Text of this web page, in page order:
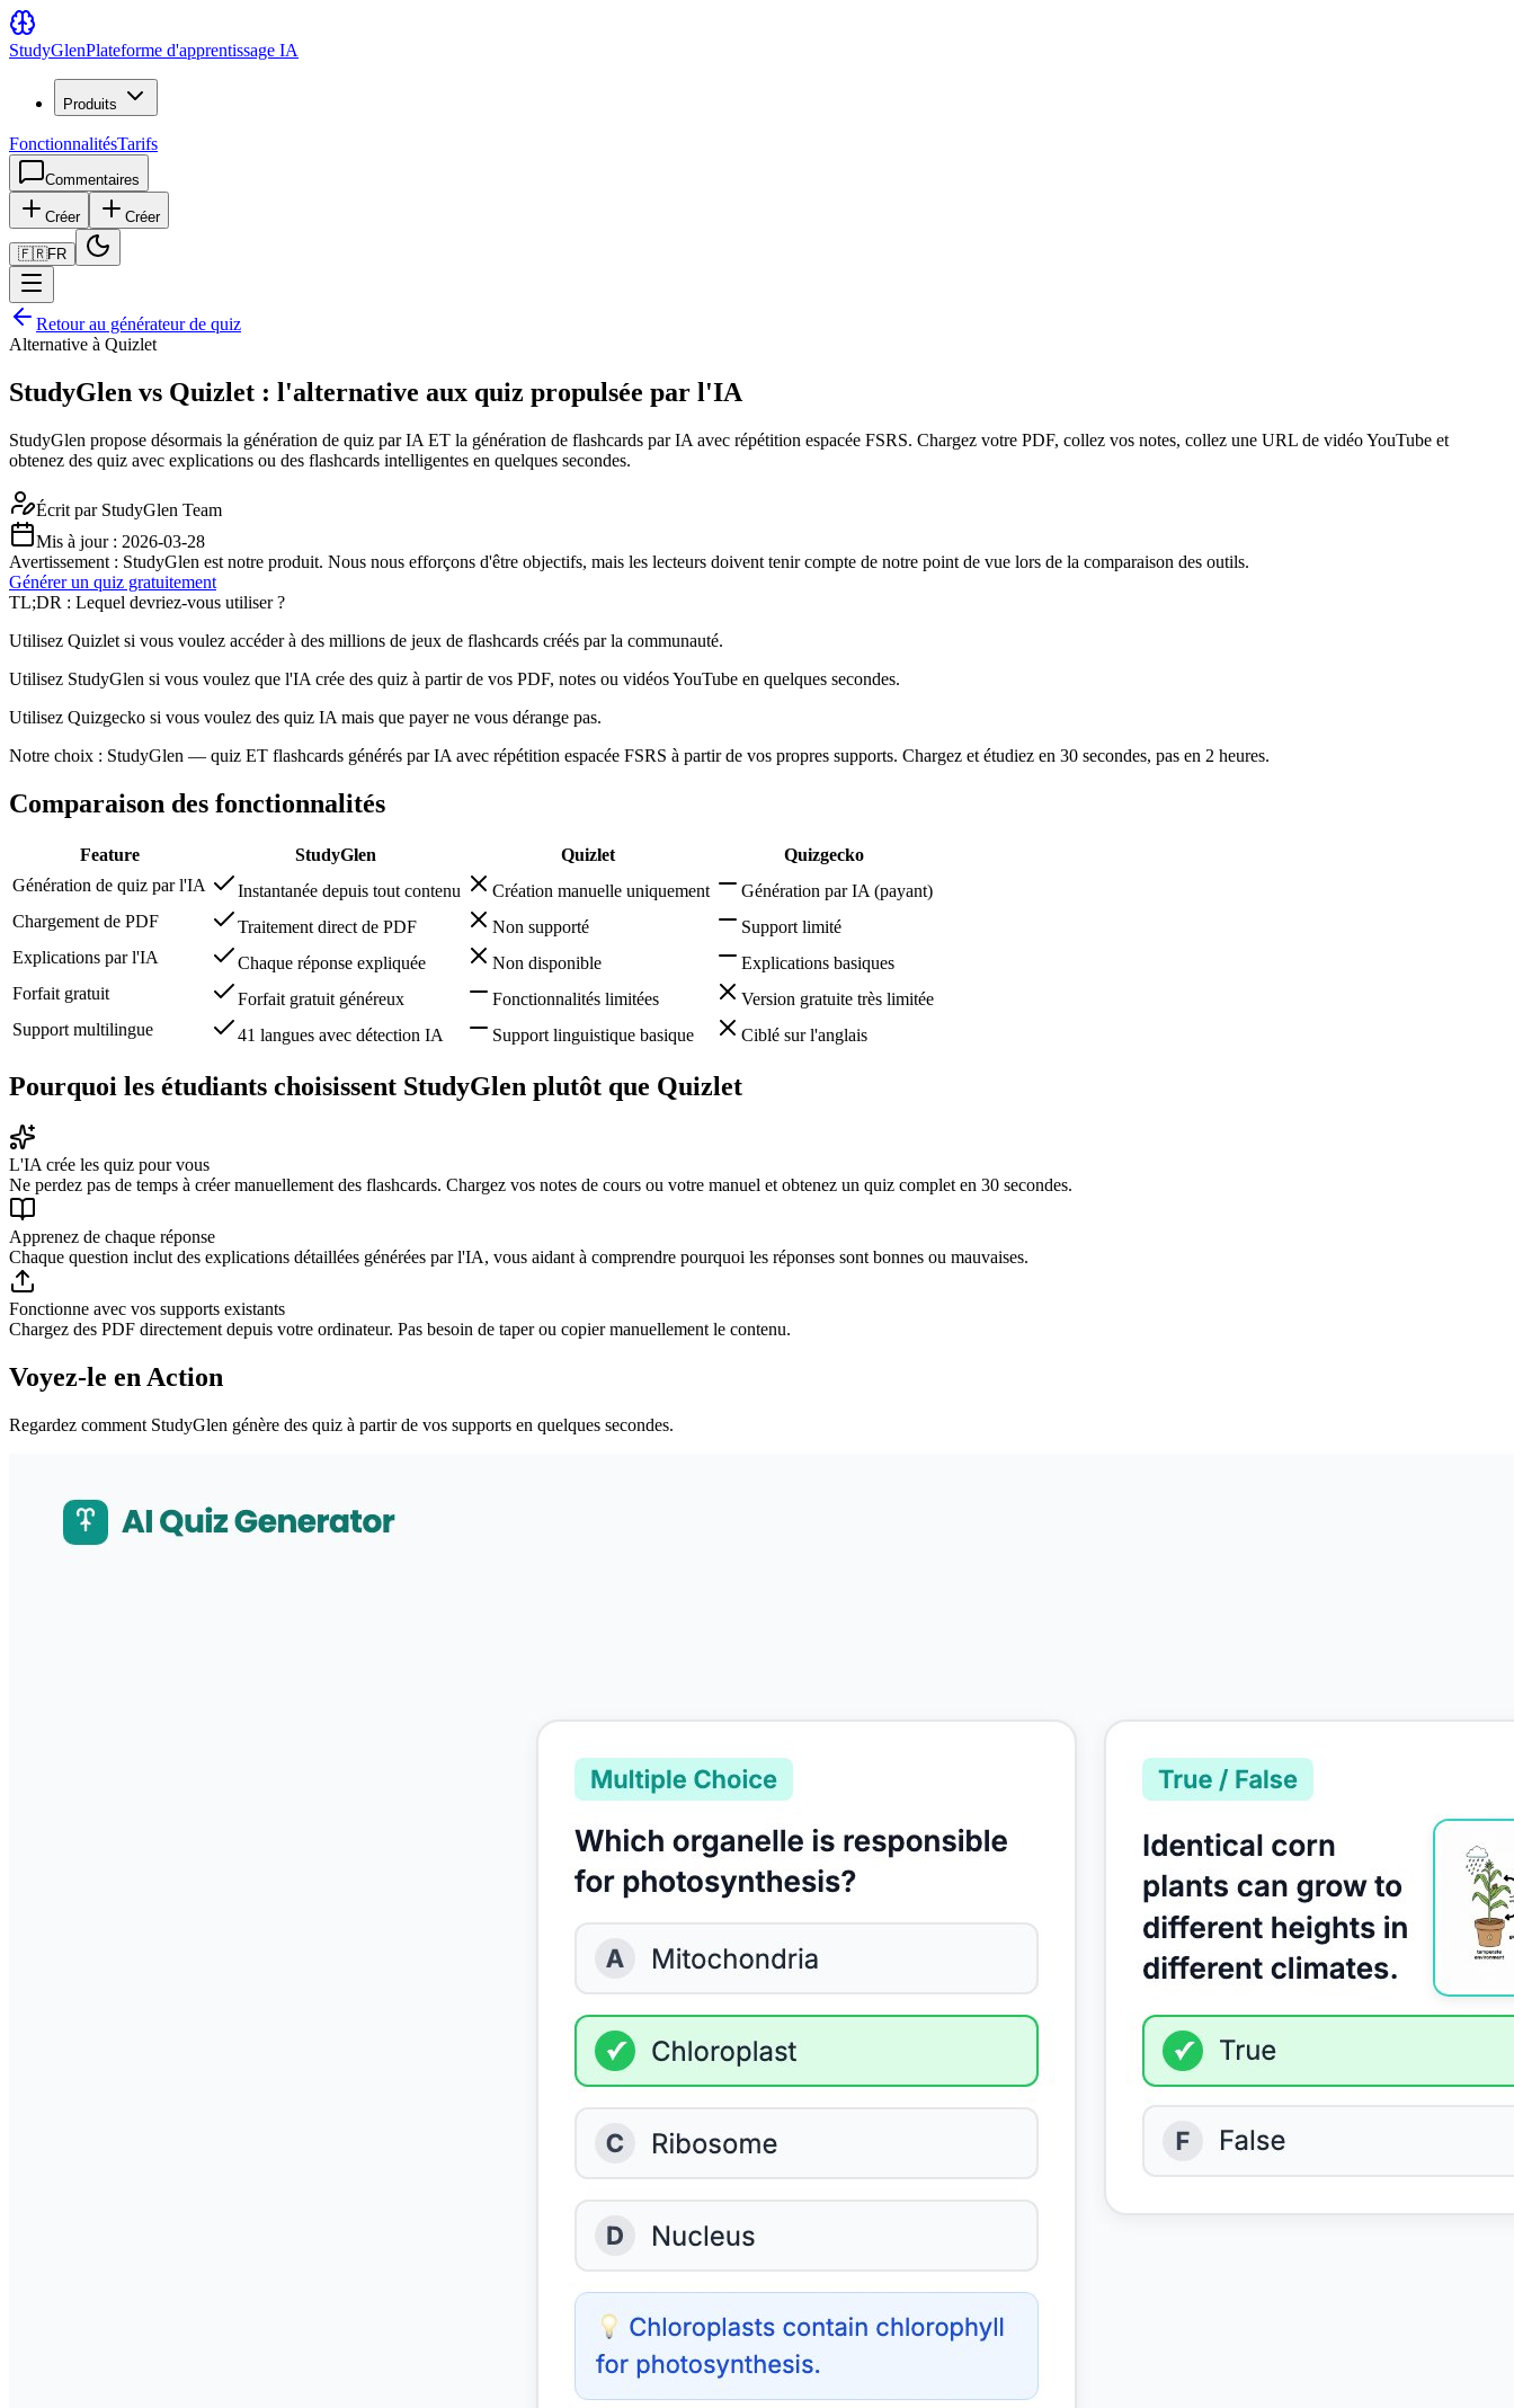
StudyGlenPlateforme d'apprentissage IA
Produits
FonctionnalitésTarifs
Commentaires
Créer Créer
🇫🇷FR
Retour au générateur de quiz
Alternative à Quizlet
StudyGlen vs Quizlet : l'alternative aux quiz propulsée par l'IA
StudyGlen propose désormais la génération de quiz par IA ET la génération de flashcards par IA avec répétition espacée FSRS. Chargez votre PDF, collez vos notes, collez une URL de vidéo YouTube et
obtenez des quiz avec explications ou des flashcards intelligentes en quelques secondes.
Écrit par StudyGlen Team
Mis à jour : 2026-03-28
Avertissement : StudyGlen est notre produit. Nous nous efforçons d'être objectifs, mais les lecteurs doivent tenir compte de notre point de vue lors de la comparaison des outils.
Générer un quiz gratuitement
TL;DR : Lequel devriez-vous utiliser ?
Utilisez Quizlet si vous voulez accéder à des millions de jeux de flashcards créés par la communauté.
Utilisez StudyGlen si vous voulez que l'IA crée des quiz à partir de vos PDF, notes ou vidéos YouTube en quelques secondes.
Utilisez Quizgecko si vous voulez des quiz IA mais que payer ne vous dérange pas.
Notre choix : StudyGlen — quiz ET flashcards générés par IA avec répétition espacée FSRS à partir de vos propres supports. Chargez et étudiez en 30 secondes, pas en 2 heures.
Comparaison des fonctionnalités
Feature StudyGlen Quizlet
Quizgecko
Génération de quiz par l'IA
Instantanée depuis tout contenu Création manuelle uniquement
Génération par IA (payant)
Chargement de PDF
Traitement direct de PDF Non supporté
Support limité
Explications par l'IA
Chaque réponse expliquée Non disponible
Explications basiques
Forfait gratuit
Forfait gratuit généreux Fonctionnalités limitées
Version gratuite très limitée
Support multilingue
41 langues avec détection IA Support linguistique basique Ciblé sur l'anglais
Pourquoi les étudiants choisissent StudyGlen plutôt que Quizlet
L'IA crée les quiz pour vous
Ne perdez pas de temps à créer manuellement des flashcards. Chargez vos notes de cours ou votre manuel et obtenez un quiz complet en 30 secondes.
Apprenez de chaque réponse
Chaque question inclut des explications détaillées générées par l'IA, vous aidant à comprendre pourquoi les réponses sont bonnes ou mauvaises.
Fonctionne avec vos supports existants
Chargez des PDF directement depuis votre ordinateur. Pas besoin de taper ou copier manuellement le contenu.
Voyez-le en Action
Regardez comment StudyGlen génère des quiz à partir de vos supports en quelques secondes.